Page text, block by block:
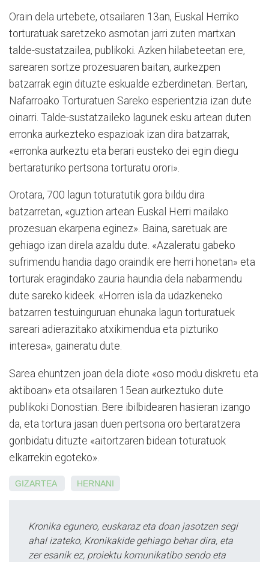
Orain dela urtebete, otsailaren 13an, Euskal Herriko
torturatuak saretzeko asmotan jarri zuten martxan
talde-sustatzailea, publikoki. Azken hilabeteetan ere,
sarearen sortze prozesuaren baitan, aurkezpen
batzarrak egin dituzte eskualde ezberdinetan. Bertan,
Nafarroako Torturatuen Sareko esperientzia izan dute
oinarri. Talde-sustatzaileko lagunek esku artean duten
erronka aurkezteko espazioak izan dira batzarrak,
«erronka aurkeztu eta berari eusteko dei egin diegu
bertaraturiko pertsona torturatu orori».
Orotara, 700 lagun toturatutik gora bildu dira
batzarretan, «guztion artean Euskal Herri mailako
prozesuan ekarpena eginez». Baina, saretuak are
gehiago izan direla azaldu dute. «Azaleratu gabeko
sufrimendu handia dago oraindik ere herri honetan» eta
torturak eragindako zauria haundia dela nabarmendu
dute sareko kideek. «Horren isla da udazkeneko
batzarren testuinguruan ehunaka lagun torturatuek
sareari adierazitako atxikimendua eta pizturiko
interesa», gaineratu dute.
Sarea ehuntzen joan dela diote «oso modu diskretu eta
aktiboan» eta otsailaren 15ean aurkeztuko dute
publikoki Donostian. Bere ibilbidearen hasieran izango
da, eta tortura jasan duen pertsona oro bertaratzera
gonbidatu dituzte «aitortzaren bidean toturatuok
elkarrekin egoteko».
GIZARTEA HERNANI
Kronika egunero, euskaraz eta doan jasotzen segi
ahal izateko, Kronikakide gehiago behar dira, eta
zer esanik ez, proiektu komunikatibo sendo eta